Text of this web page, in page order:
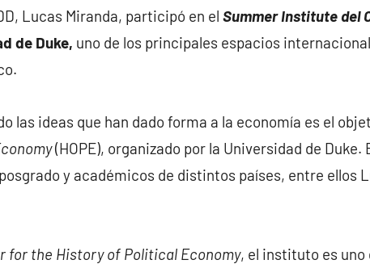
Lucas Miranda, participó en el Summer Institute del
de Duke, uno de los principales espacios
las ideas que han dado forma a la economía es el
(HOPE), organizado por la Universidad de Duke.
y académicos de distintos países, entre ellos
for the History of Political Economy, el instituto es uno